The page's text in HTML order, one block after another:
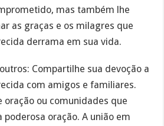
mas também lhe
as graças e os milagres que
derrama em sua vida.
Compartilhe sua devoção a
com amigos e familiares.
oração ou comunidades que
oração. A união em